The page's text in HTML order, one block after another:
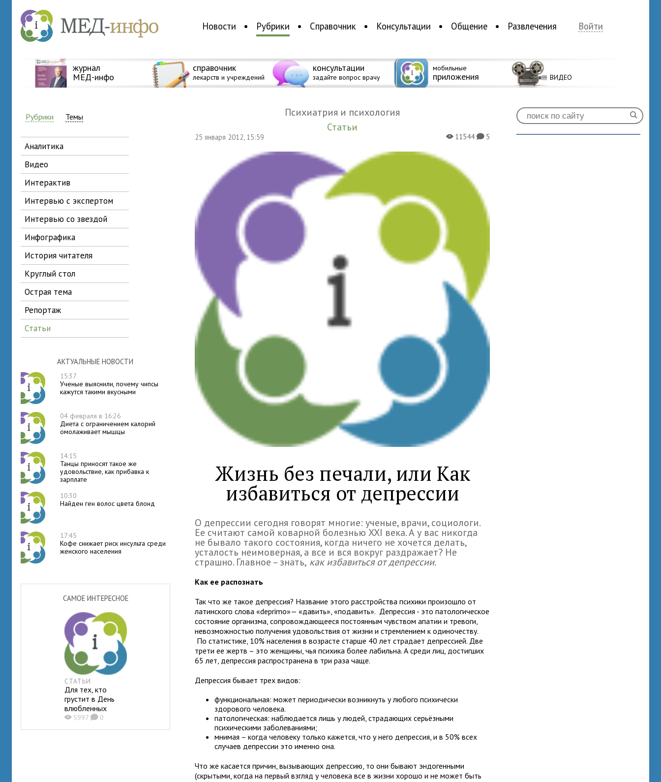
Новости Рубрики Справочник Консультации Общение Развлечения Войти
журнал
МЕД-инфо
справочник
лекарств и учреждений
консультации
задайте вопрос врачу
мобильные
приложения ВИДЕО
Рубрики Темы
аналитика
видео
интерактив
интервью с экспертом
интервью со звездой
инфографика
история читателя
круглый стол
острая тема
репортаж
статьи
АКТУАЛЬНЫЕ НОВОСТИ
15:37
Ученые выяснили, почему чипсы
кажутся такими вкусными
04 февраля в 16:26
Диета с ограничением калорий
омолаживает мышцы
14:15
Танцы приносят такое же
удовольствие, как прибавка к
зарплате
10:30
Найден ген волос цвета блонд
17:45
Кофе снижает риск инсульта среди
женского населения
САМОЕ ИНТЕРЕСНОЕ
СТАТЬИ
Для тех, кто
грустит в День
влюбленных
X5997 K0
Психиатрия и психология
Статьи
25 января 2012, 15:59 X11544K5
Жизнь без печали, или Как
избавиться от депрессии
О депрессии сегодня говорят многие: ученые, врачи, социологи.
Ее считают самой коварной болезнью XXI века. А у вас никогда
не бывало такого состояния, когда ничего не хочется делать,
усталость неимоверная, а все и вся вокруг раздражает? Не
страшно. Главное – знать, как избавиться от депрессии.
Как ее распознать
Так что же такое депрессия? Название этого расстройства психики произошло от
латинского слова «deprimo»— «давить», «подавить». Депрессия - это патологическое
состояние организма, сопровождающееся постоянным чувством апатии и тревоги,
невозможностью получения удовольствия от жизни и стремлением к одиночеству.
По статистике, 10% населения в возрасте старше 40 лет страдает депрессией. Две
трети ее жертв – это женщины, чья психика более лабильна. А среди лиц, достигших
65 лет, депрессия распространена в три раза чаще.
Депрессия бывает трех видов:
функциональная: может периодически возникнуть у любого психически
здорового человека.
патологическая: наблюдается лишь у людей, страдающих серьёзными
психическими заболеваниями;
мнимая – когда человеку только кажется, что у него депрессия, и в 50% всех
случаев депрессии это именно она.
Что же касается причин, вызывающих депрессию, то они бывают эндогенными
(скрытыми, когда на первый взгляд у человека все в жизни хорошо и не может быть